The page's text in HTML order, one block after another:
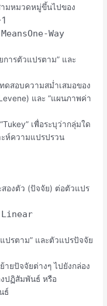
ามหมวดหมู่ขึ้นไปของ
One-Way
การตัวแปรตาม” และ
ทดสอบความสม่ำเสมอของ
และ “แผนภาพค่า
เพื่อระบุว่ากลุ่มใด
ห์ความแปรปรวน
สองตัว (ปัจจัย) ต่อตัวแปร
ปรตาม” และตัวแปรปัจจัย
ายปัจจัยต่างๆ ไปยังกล่อง
ปฏิสัมพันธ์ หรือ
ธ์